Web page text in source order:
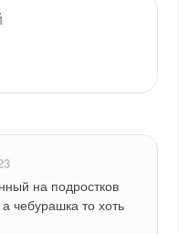
на подростков
чебурашка то хоть